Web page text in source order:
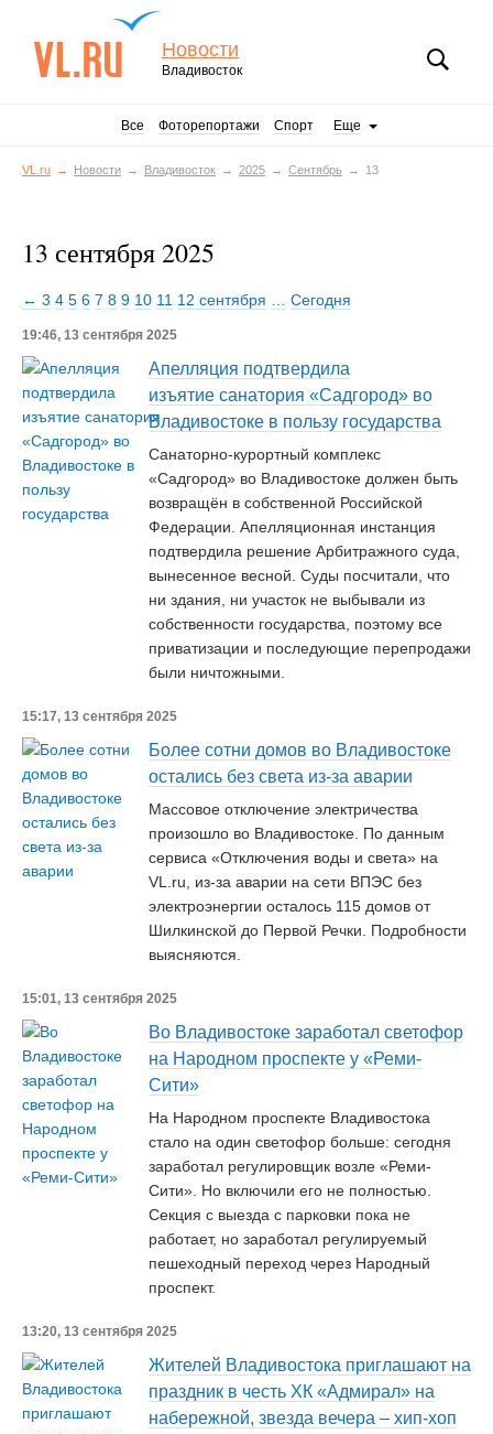
Новости
Владивосток
Все Фоторепортажи Спорт Еще
VL.ru Новости Владивосток 2025 Сентябрь 13
13 сентября 2025
← 3 4 5 6 7 8 9 10 11 12 сентября Сегодня
19:46, 13 сентября 2025
Апелляция подтвердила
изъятие санатория «Садгород» во
Владивостоке в пользу государства
Санаторно-курортный комплекс
«Садгород» во Владивостоке должен быть
возвращён в собственной Российской
Федерации. Апелляционная инстанция
подтвердила решение Арбитражного суда,
вынесенное весной. Суды посчитали, что
ни здания, ни участок не выбывали из
собственности государства, поэтому все
приватизации и последующие перепродажи
были ничтожными.
15:17, 13 сентября 2025
Более сотни домов во Владивостоке
остались без света из-за аварии
Массовое отключение электричества
произошло во Владивостоке. По данным
сервиса «Отключения воды и света» на
VL.ru, из-за аварии на сети ВПЭС без
электроэнергии осталось 115 домов от
Шилкинской до Первой Речки. Подробности
выясняются.
15:01, 13 сентября 2025
Во Владивостоке заработал светофор
на Народном проспекте у «Реми-
Сити»
На Народном проспекте Владивостока
стало на один светофор больше: сегодня
заработал регулировщик возле «Реми-
Сити». Но включили его не полностью.
Секция с выезда с парковки пока не
работает, но заработал регулируемый
пешеходный переход через Народный
проспект.
13:20, 13 сентября 2025
Жителей Владивостока приглашают на
праздник в честь ХК «Адмирал» на
набережной, звезда вечера – хип-хоп